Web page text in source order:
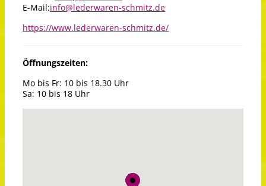
E-Mail:info@lederwaren-schmitz.de
https://www.lederwaren-schmitz.de/
Öffnungszeiten:
Mo bis Fr: 10 bis 18.30 Uhr
Sa: 10 bis 18 Uhr